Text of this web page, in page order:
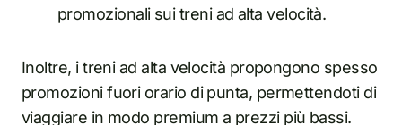
promozionali sui treni ad alta velocità.
Inoltre, i treni ad alta velocità propongono spesso
promozioni fuori orario di punta, permettendoti di
viaggiare in modo premium a prezzi più bassi.